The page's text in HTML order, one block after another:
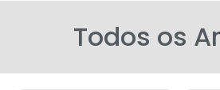
Todos os